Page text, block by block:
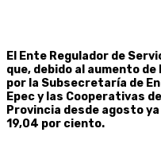
El Ente Regulador de
que, debido al aumento
por la Subsecretaría de
Epec y las Cooperativas
Provincia desde agosto
19,04 por ciento.